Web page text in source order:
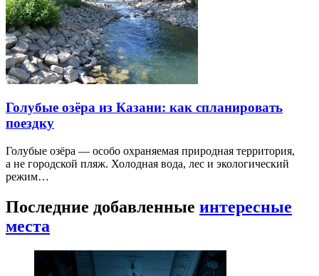
Голубые озёра из Казани: как спланировать
поездку
Голубые озёра — особо охраняемая природная территория,
а не городской пляж. Холодная вода, лес и экологический
режим…
Последние добавленные интересные
места